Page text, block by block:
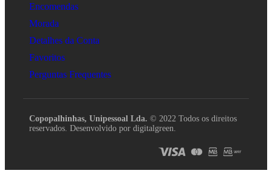
Encomendas
Morada
Detalhes da Conta
Favoritos
Perguntas Frequentes
Copopalhinhas, Unipessoal Lda. © 2022 Todos os direitos
reservados. Desenvolvido por digitalgreen.